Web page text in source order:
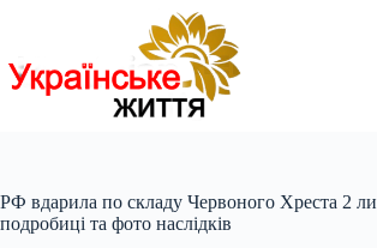
РФ вдарила по складу Червоного Хреста 2
подробиці та фото наслідків